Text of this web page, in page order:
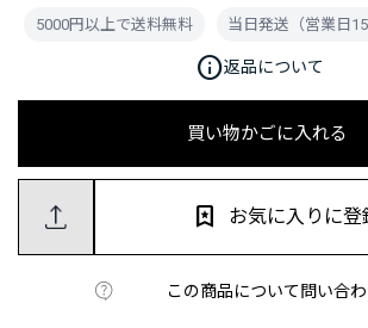
買い物かごに入れる
この商品について問い合
お気に入りに登
5000円以上で送料無料 当日発送（営業日15
info返品について